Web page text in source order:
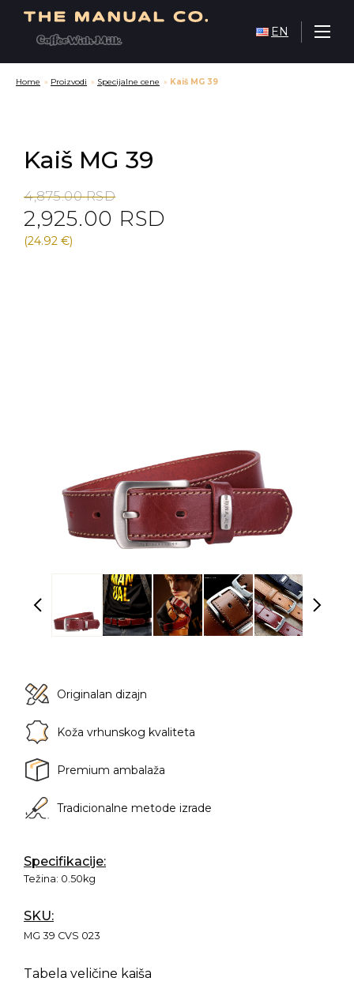
EN
Home » Proizvodi » Specijalne cene » Kaiš MG 39
Kaiš MG 39
4,875.00RSD
Original
price
was:
2,925.00 RSD
Current
price
is:
(24.92 €)
Originalan dizajn
Koža vrhunskog kvaliteta
Premium ambalaža
Tradicionalne metode izrade
Specifikacije:
Težina: 0.50kg
SKU:
MG 39 CVS 023
Tabela veličine kaiša